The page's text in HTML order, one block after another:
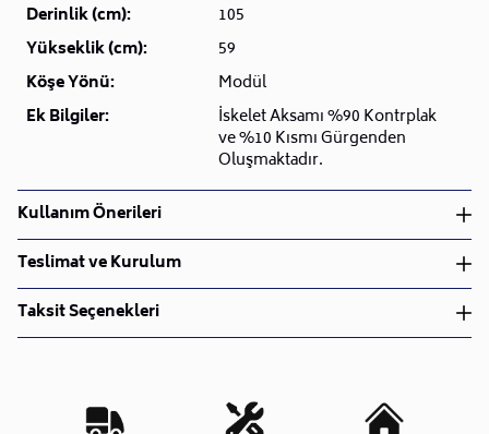
Derinlik (cm):
105
Yükseklik (cm):
59
Köşe Yönü:
Modül
Ek Bilgiler:
İskelet Aksamı %90 Kontrplak
ve %10 Kısmı Gürgenden
Oluşmaktadır.
Kullanım Önerileri
Kumaş temizleme spreyi ile temizlenmesi önerilir.
Teslimat ve Kurulum
Teslimat ve Kurulum
• Siparişlerinizi aldıktan sonra en kısa sürede işleme
Kargo süreçlerimizi güçlü lojistik ağımızla
Taksit Seçenekleri